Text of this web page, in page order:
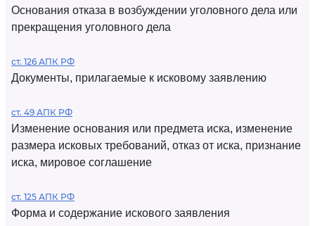
Основания отказа в возбуждении уголовного дела или
прекращения уголовного дела
ст. 126 АПК РФ
Документы, прилагаемые к исковому заявлению
ст. 49 АПК РФ
Изменение основания или предмета иска, изменение
размера исковых требований, отказ от иска, признание
иска, мировое соглашение
ст. 125 АПК РФ
Форма и содержание искового заявления